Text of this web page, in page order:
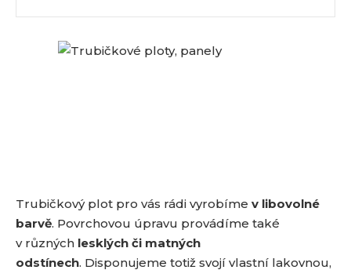
Trubičkový plot pro vás rádi vyrobíme v libovolné
barvě. Povrchovou úpravu provádíme také
v různých lesklých či matných
odstínech. Disponujeme totiž svojí vlastní lakovnou,